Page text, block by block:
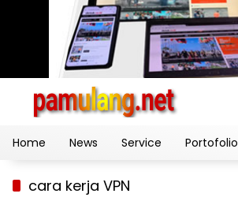
Home News Service Portofolio
cara kerja VPN